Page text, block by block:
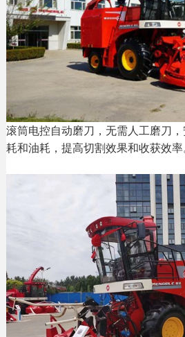
滚筒电控自动磨刀，无需人工磨刀
耗和油耗，提高切割效果和收获效率